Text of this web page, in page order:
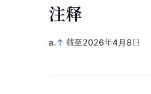
注释
a. 截至2026年4月8日